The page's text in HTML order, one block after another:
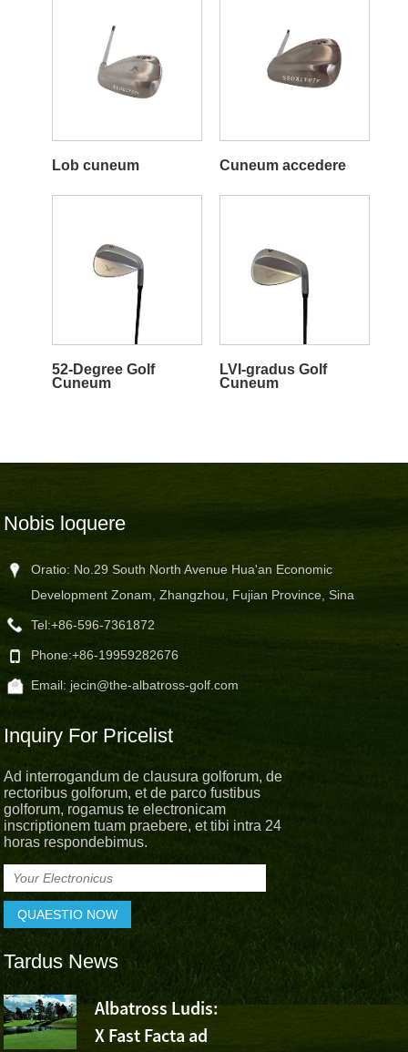
Lob cuneum Cuneum accedere
52-Degree Golf
Cuneum
LVI-gradus Golf
Cuneum
Nobis loquere
Oratio: No.29 South North Avenue Hua'an Economic
Development Zonam, Zhangzhou, Fujian Province, Sina
Tel:+86-596-7361872
Phone:+86-19959282676
Email: jecin@the-albatross-golf.com
Inquiry For Pricelist
Ad interrogandum de clausura golforum, de
rectoribus golforum, et de parco fustibus
golforum, rogamus te electronicam
inscriptionem tuam praebere, et tibi intra 24
horas respondebimus.
Tardus News
Albatross Ludis:
X Fast Facta ad
Albatross